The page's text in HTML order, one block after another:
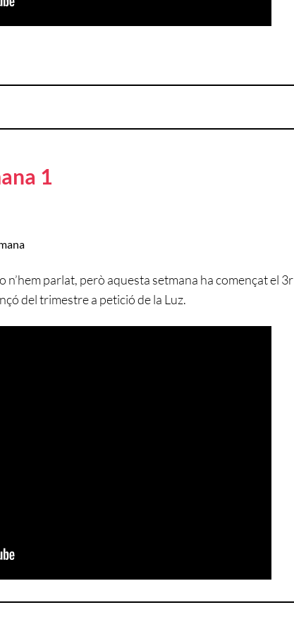
1
parlat, però aquesta setmana ha començat el 3r
del trimestre a petició de la Luz.